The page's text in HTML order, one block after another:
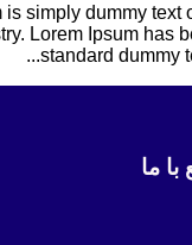
is simply dummy text
Lorem Ipsum has
standard dummy
ما